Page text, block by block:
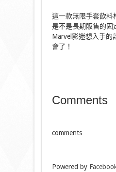
這一款無限手套飲料
是不是長期販售的固
Marvel影迷想入手的
會了！
Comments
comments
Powered by